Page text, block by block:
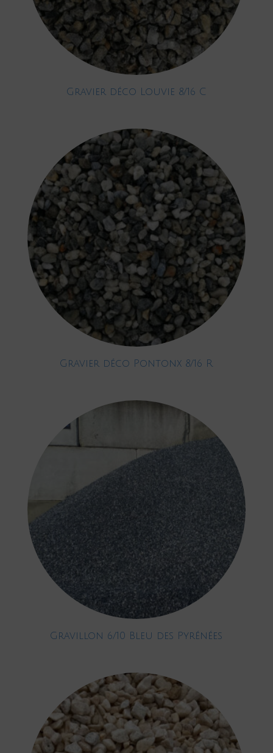
Gravier déco Louvie 8/16 C
Gravier déco Pontonx 8/16 R
Gravillon 6/10 Bleu des Pyrénées